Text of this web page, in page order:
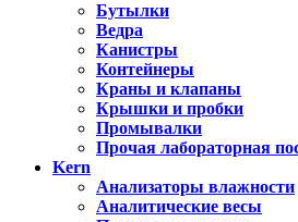
Бутылки
Ведра
Канистры
Контейнеры
Краны и клапаны
Крышки и пробки
Промывалки
Прочая лабораторная
Kern
Анализаторы влажности
Аналитические весы